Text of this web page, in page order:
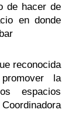
de hacer de
en donde
reconocida
la
espacios